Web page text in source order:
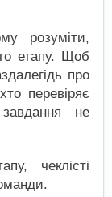
розуміти,
етапу. Щоб
про
перевіряє
не
чеклісті